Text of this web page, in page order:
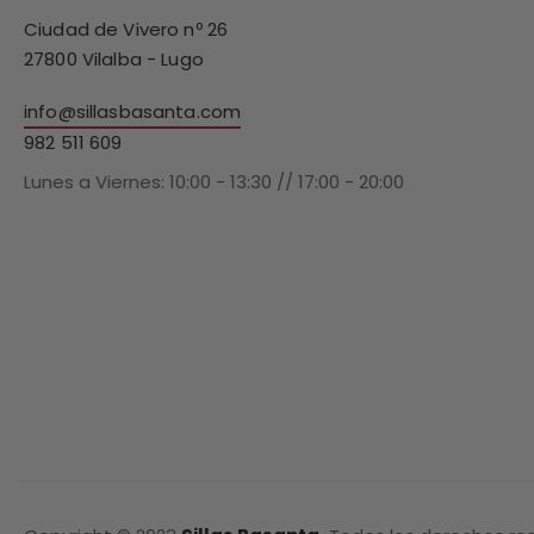
Ciudad de Vivero nº 26
27800 Vilalba - Lugo
info@sillasbasanta.com
982 511 609
Lunes a Viernes: 10:00 - 13:30 // 17:00 - 20:00